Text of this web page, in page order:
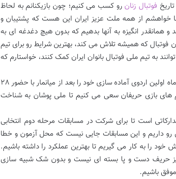
فوتبال زنان رو کسب می کنیم؛ چون بازیکنانم به لحاظ
خواهشم از همه ملت عزیز ایران این هست که پشتیبان و
همانقدر انگیزه به آنها بدهیم که بدون هیچ دغدغه ای به
فوتبال که همیشه تلاش می کند، بهترین شرایط رو برای تیم
به تیم ملی فوتبال بانوان ایران کمک کنند، خواستارم که
سرمربی تیم ملی فوتبال بانوان در ادامه بیان کرد: از دوم خردادماه اولین اردوی آماده سازی خود را بعد از میانمار با حضور 28
های بازی حریفان سعی می کنیم تا ملی پوشان به شناخت
است تا برای شرکت در مسابقات مرحله دوم انتخابی
داریم و این مسابقات جایی نیست که محل آزمون و خطا
را به کار می گیریم تا بهترین عملکرد را داشته باشیم.
نیز حریف دست و پا بسته ای نیست و بدون شک شبیه سازی
باشیم.